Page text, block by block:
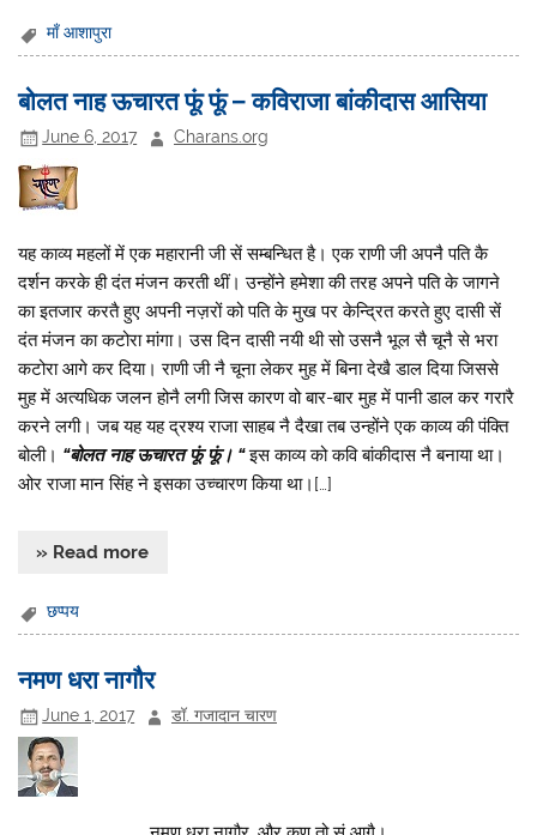
माँ आशापुरा
बोलत नाह ऊचारत फूं फूं – कविराजा बांकीदास आसिया
June 6, 2017 Charans.org
यह काव्य महलों में एक महारानी जी सें सम्बन्धित है। एक राणी जी अपनै पति कै
दर्शन करके ही दंत मंजन करती थीं। उन्होंने हमेशा की तरह अपने पति के जागने
का इतजार करतै हुए अपनी नज़रों को पति के मुख पर केन्द्रित करते हुए दासी सें
दंत मंजन का कटोरा मांगा। उस दिन दासी नयी थी सो उसनै भूल सै चूनै से भरा
कटोरा आगे कर दिया। राणी जी नै चूना लेकर मुह में बिना देखै डाल दिया जिससे
मुह में अत्यधिक जलन होनै लगी जिस कारण वो बार-बार मुह में पानी डाल कर गरारै
करने लगी। जब यह यह द्रश्य राजा साहब नै दैखा तब उन्होंने एक काव्य की पंक्ति
बोली। “बोलत नाह ऊचारत फूं फूं। “इस काव्य को कवि बांकीदास नै बनाया था।
ओर राजा मान सिंह ने इसका उच्चारण किया था।[…]
» Read more
छप्पय
नमण धरा नागौर
June 1, 2017 डॉ. गजादान चारण